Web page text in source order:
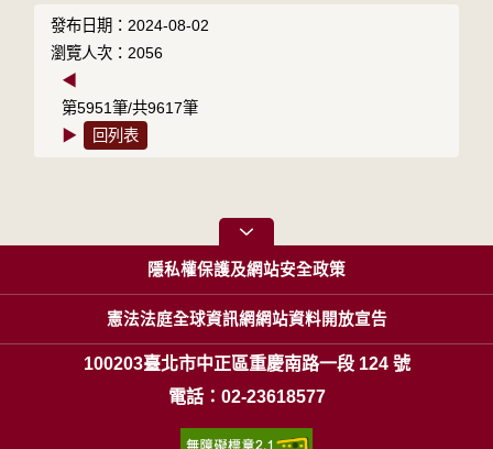
發布日期：2024-08-02
瀏覽人次：2056
◀
第5951筆/共9617筆
▶
回列表
隱私權保護及網站安全政策
憲法法庭全球資訊網網站資料開放宣告
100203臺北市中正區重慶南路一段 124 號
電話：02-23618577